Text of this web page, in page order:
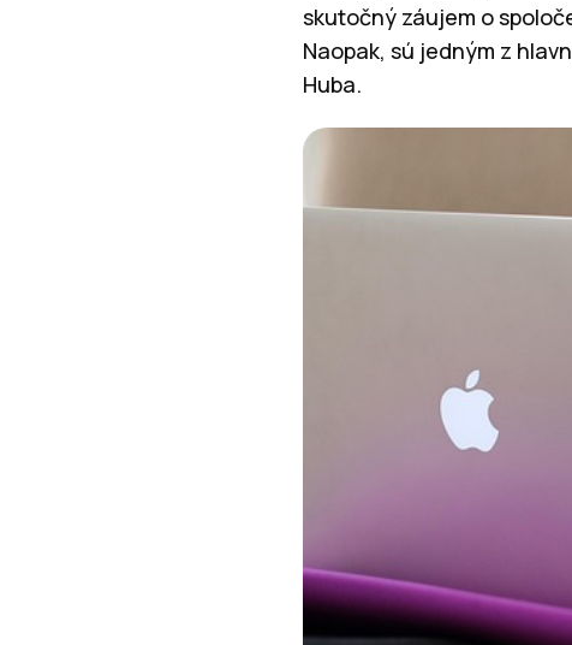
skutočný záujem o
Naopak, sú jedným z
Huba.